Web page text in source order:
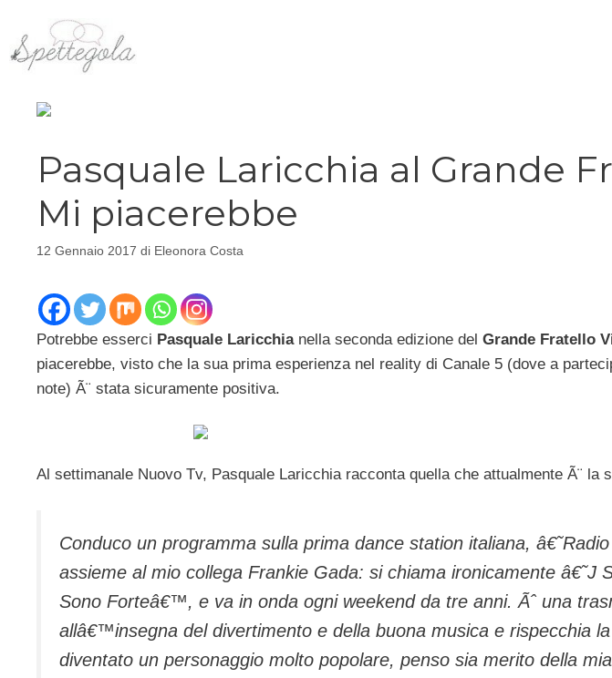
contenuto
Pasquale Laricchia al Grande
Mi piacerebbe
12 Gennaio 2017 di Eleonora Costa
Potrebbe esserci Pasquale Laricchianella seconda edizione del Grande Fratello
piacerebbe, visto che la sua prima esperienza nel reality di Canale 5 (dove a
note) Ã¨ stata sicuramente positiva.
Al settimanale Nuovo Tv, Pasquale Laricchia racconta quella che attualmente Ã¨ la
Conduco un programma sulla prima dance station italiana,
assieme al mio collega Frankie Gada: si chiama ironicamente â€˜J
Sono Forteâ€™, e va in onda ogni weekend da tre anni. Ãˆ una
allâ€™insegna del divertimento e della buona musica e rispecchia
diventato un personaggio molto popolare, penso sia merito della